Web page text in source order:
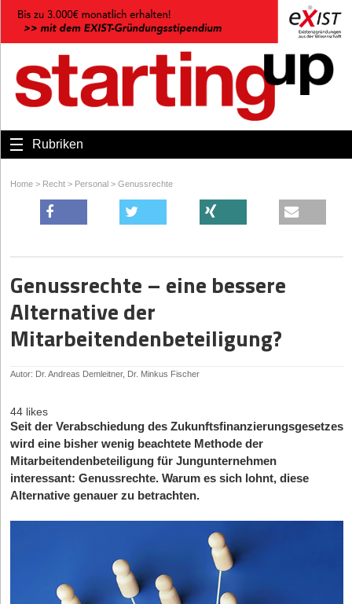
Rubriken
Home > Recht > Personal > Genussrechte
Genussrechte – eine bessere
Alternative der
Mitarbeitendenbeteiligung?
Autor: Dr. Andreas Demleitner, Dr. Minkus Fischer
44 likes
Seit der Verabschiedung des Zukunftsfinanzierungsgesetzes
wird eine bisher wenig beachtete Methode der
Mitarbeitendenbeteiligung für Jungunternehmen
interessant: Genussrechte. Warum es sich lohnt, diese
Alternative genauer zu betrachten.